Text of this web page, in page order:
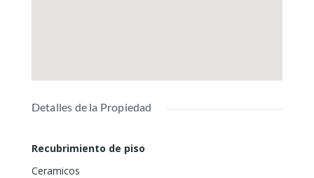
Detalles de la Propiedad
Recubrimiento de piso
Ceramicos